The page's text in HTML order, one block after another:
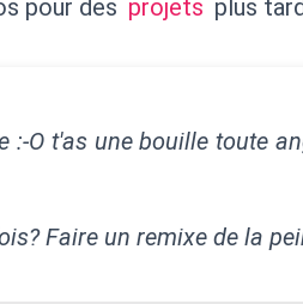
pour des projets plus
:-O t'as une bouille toute
Faire un remixe de la